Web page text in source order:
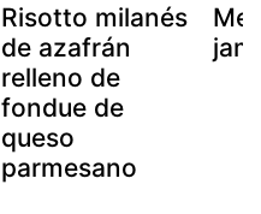
Risotto milanés
de azafrán
relleno de
fondue de
queso
parmesano